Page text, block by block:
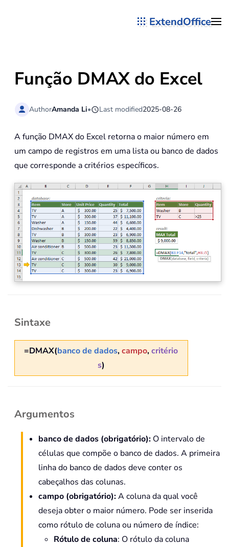
ExtendOffice
Função DMAX do Excel
AuthorAmanda Li• Last modified2025-08-26
A função DMAX do Excel retorna o maior número em
um campo de registros em uma lista ou banco de dados
que corresponde a critérios específicos.
Sintaxe
=DMAX(banco de dados,campo,critério
s)
Argumentos
banco de dados (obrigatório): O intervalo de
células que compõe o banco de dados. A primeira
linha do banco de dados deve conter os
cabeçalhos das colunas.
campo (obrigatório):A coluna da qual você
deseja obter o maior número. Pode ser inserida
como rótulo de coluna ou número de índice:
Rótulo de coluna: O rótulo da coluna